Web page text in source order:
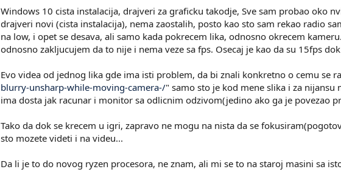
Windows 10 cista instalacija, drajveri za graficku takodje, Sve sam probao oko
drajveri novi (cista instalacija), nema zaostalih, posto kao sto sam rekao radio
na low, i opet se desava, ali samo kada pokrecem lika, odnosno okrecem
odnosno zakljucujem da to nije i nema veze sa fps. Osecaj je kao da su 15fps
Evo videa od jednog lika gde ima isti problem, da bi znali konkretno o cemu se
blurry-unsharp-while-moving-camera-/" samo sto je kod mene slika i za
ima dosta jak racunar i monitor sa odlicnim odzivom(jedino ako ga je povezao
Tako da dok se krecem u igri, zapravo ne mogu na nista da se
sto mozete videti i na videu...
Da li je to do novog ryzen procesora, ne znam, ali mi se to na staroj masini sa